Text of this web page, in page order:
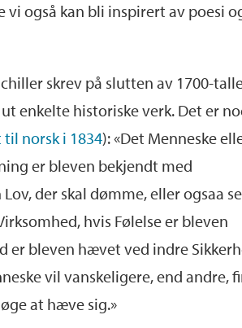
også kan bli inspirert av poesi
skrev på slutten av 1700-
enkelte historiske verk. Det er
norsk i 1834): «Det Menneske
er bleven bekjendt med
der skal dømme, eller ogsaa
hvis Følelse er bleven
er bleven hævet ved indre
vil vanskeligere, end andre,
at hæve sig.»